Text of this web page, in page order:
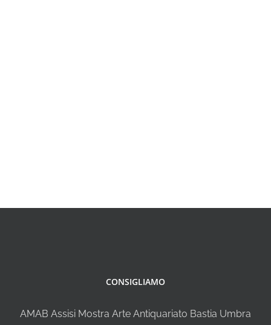
CONSIGLIAMO
AMAB Assisi Mostra Arte Antiquariato Bastia Umbra